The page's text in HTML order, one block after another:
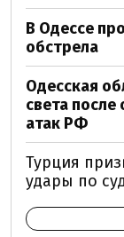
В Одессе
обстрела
Одесская
света
атак РФ
Турция
удары по